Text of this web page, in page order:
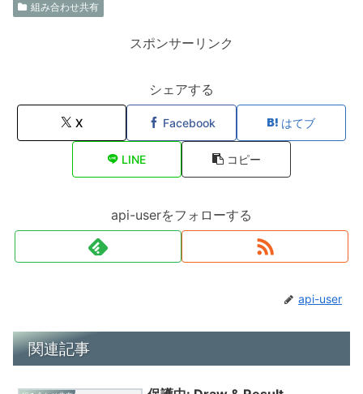
組み合わせ共有
スポンサーリンク
シェアする
X Facebook はてブ
LINE コピー
api-userをフォローする
api-user
関連記事